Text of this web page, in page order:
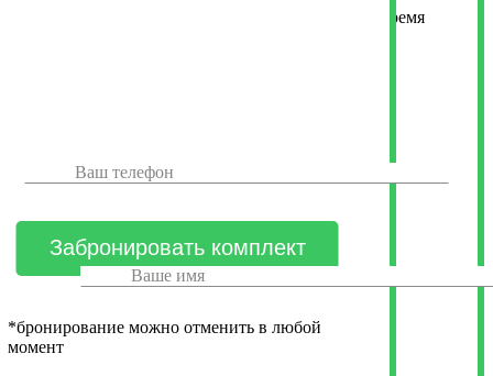
*бронирование можно отменить в любой
момент
Менеджер свяжется с вами в ближайшее время